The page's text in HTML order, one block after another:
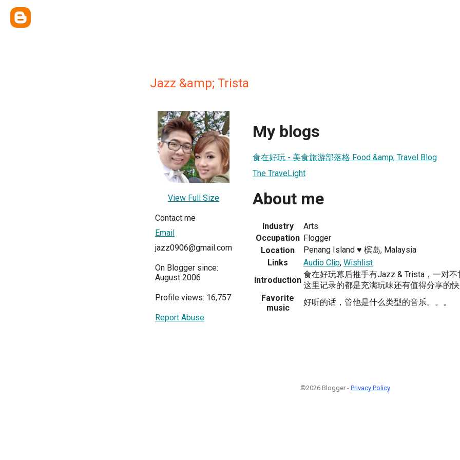
Jazz &amp; Trista
View Full Size
Contact me
Email
jazz0906@gmail.com
On Blogger since:
August 2006
Profile views: 16,757
Report Abuse
My blogs
食在好玩 - 美食旅游部落格 Food &amp; Travel Blog
The TraveLight
About me
Industry
Arts
Occupation Flogger
Location
Penang Island ♥ 槟岛, Malaysia
Links
Audio Clip, Wishlist
Introduction
食在好玩幕后推手有Jazz & Trista，一对不
这里记录的都是充满玩味还有值得分享的
Favorite
music
好听的话，管他是什么类型的音乐。。。
©2026 Blogger - Privacy Policy